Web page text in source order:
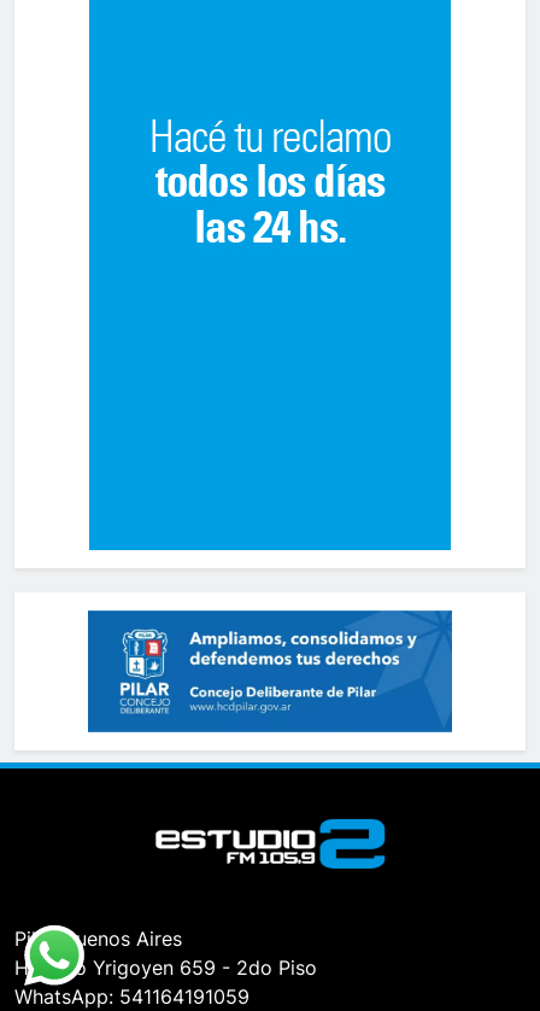
Pilar, Buenos Aires
Hipólito Yrigoyen 659 - 2do Piso
WhatsApp: 541164191059